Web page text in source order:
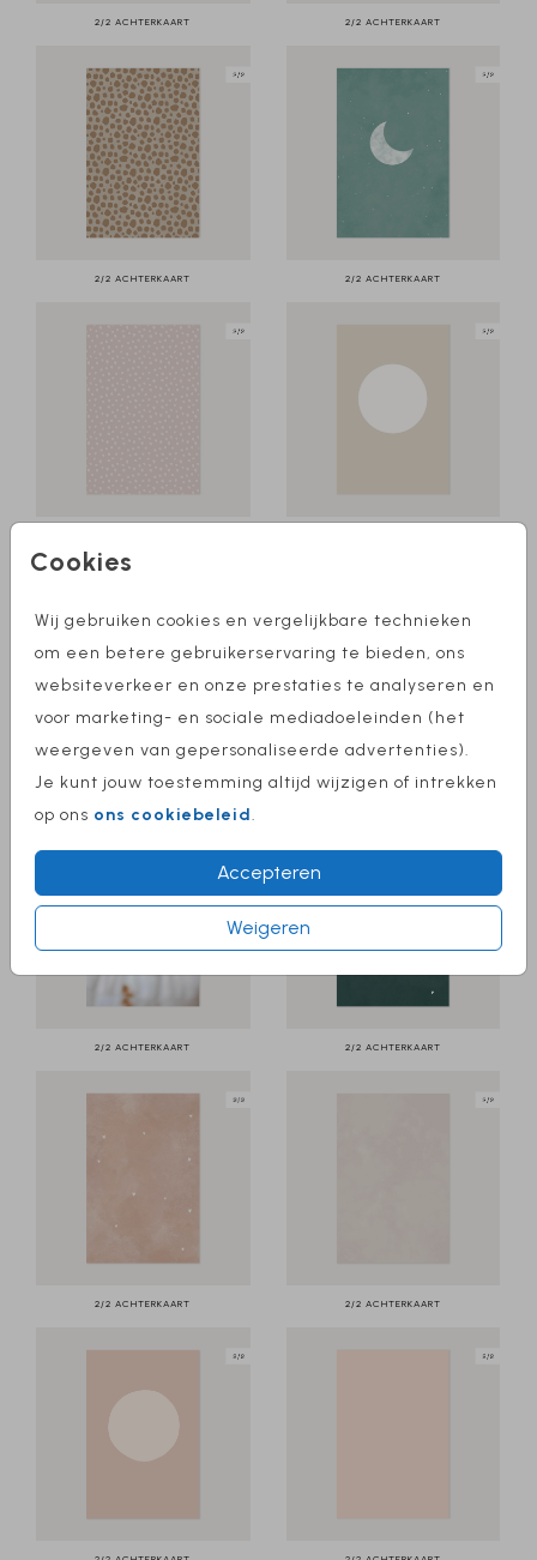
Cookies
Wij gebruiken cookies en vergelijkbare technieken
om een betere gebruikerservaring te bieden, ons
websiteverkeer en onze prestaties te analyseren en
voor marketing- en sociale mediadoeleinden (het
weergeven van gepersonaliseerde advertenties).
Je kunt jouw toestemming altijd wijzigen of intrekken
op ons ons cookiebeleid.
Accepteren
Weigeren
2/2 ACHTERKAART 2/2 ACHTERKAART
2/2 ACHTERKAART 2/2 ACHTERKAART
2/2 ACHTERKAART 2/2 ACHTERKAART
2/2 ACHTERKAART 2/2 ACHTERKAART
2/2 ACHTERKAART 2/2 ACHTERKAART